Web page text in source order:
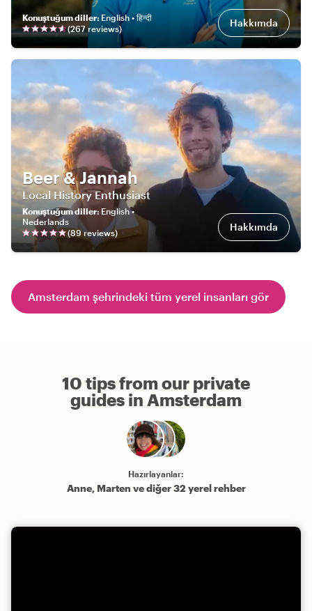
Konuştuğum diller: English • हिन्दी
(267reviews) Hakkımda
Beer & Jannah
Local History Enthusiast
Konuştuğum diller: English •
Nederlands
(89reviews) Hakkımda
Amsterdam şehrindeki tüm yerel insanları gör
10 tips from our private
guides in Amsterdam
Hazırlayanlar:
Anne, Marten ve diğer 32 yerel rehber